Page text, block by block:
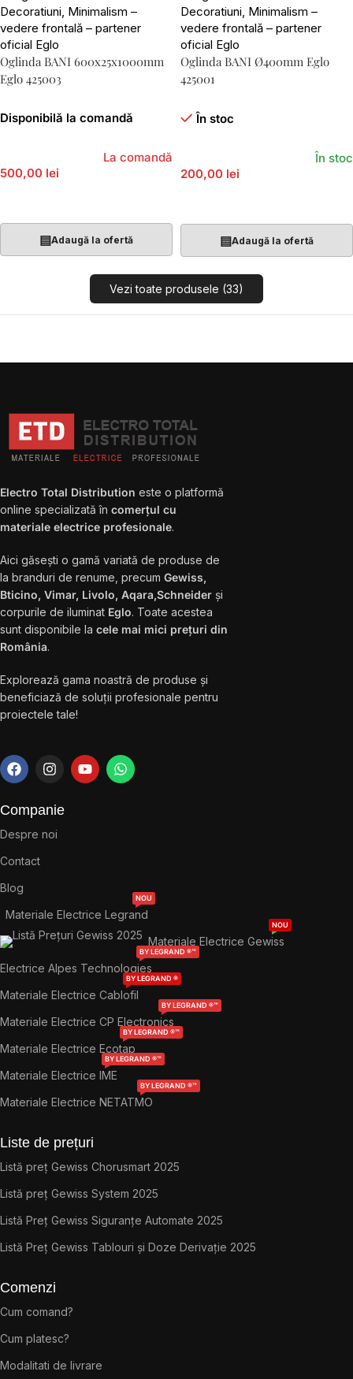
Oglinda BANI 600x25x1000mm
Eglo 425003
Disponibilă la comandă
500,00 lei
La comandă
▤Adaugă la ofertă
Oglinda BANI Ø400mm Eglo
425001
În stoc
200,00 lei
În stoc
▤Adaugă la ofertă
Vezi toate produsele (33)
Electro Total Distribution este o platformă
online specializată în comerțul cu
materiale electrice profesionale.
Aici găsești o gamă variată de produse de
la branduri de renume, precum Gewiss,
Bticino, Vimar, Livolo, Aqara,Schneider și
corpurile de iluminat Eglo. Toate acestea
sunt disponibile la cele mai mici prețuri din
România.
Explorează gama noastră de produse și
beneficiază de soluții profesionale pentru
proiectele tale!
Companie
Despre noi
Contact
Blog
Materiale Electrice Legrand
NOU
Materiale Electrice Gewiss
NOU
Electrice Alpes Technologies
BY LEGRAND ®™
Materiale Electrice Cablofil
BY LEGRAND ®
Materiale Electrice CP Electronics
BY LEGRAND ®™
Materiale Electrice Ecotap
BY LEGRAND ®™
Materiale Electrice IME
BY LEGRAND ®™
Materiale Electrice NETATMO
BY LEGRAND ®™
Liste de prețuri
Listă preț Gewiss Chorusmart 2025
Listă preț Gewiss System 2025
Listă Preț Gewiss Siguranțe Automate 2025
Listă Preț Gewiss Tablouri și Doze Derivație 2025
Comenzi
Cum comand?
Cum platesc?
Modalitati de livrare